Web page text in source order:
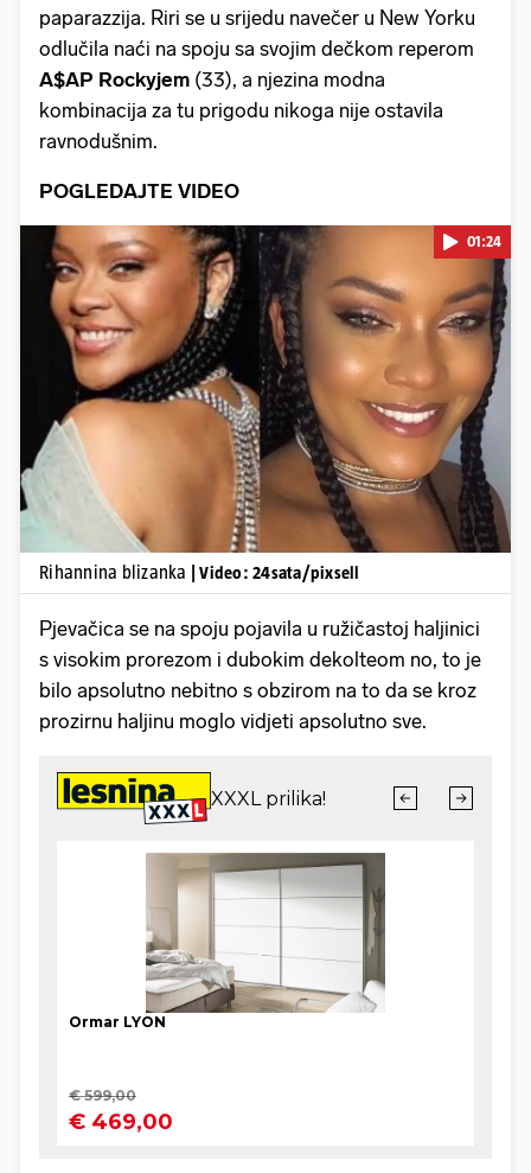
paparazzija. Riri se u srijedu navečer u New Yorku
odlučila naći na spoju sa svojim dečkom reperom
A$AP Rockyjem (33), a njezina modna
kombinacija za tu prigodu nikoga nije ostavila
ravnodušnim.
POGLEDAJTE VIDEO
Pokretanje videa...
01:24
Rihannina blizanka | Video: 24sata/pixsell
Pjevačica se na spoju pojavila u ružičastoj haljinici
s visokim prorezom i dubokim dekolteom no, to je
bilo apsolutno nebitno s obzirom na to da se kroz
prozirnu haljinu moglo vidjeti apsolutno sve.